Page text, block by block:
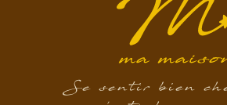
Se sentir bien